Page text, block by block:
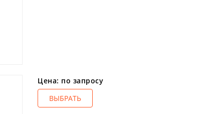
Цена: по запросу
ВЫБРАТЬ